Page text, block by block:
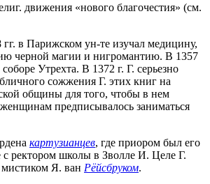
движения «нового благочестия» (см.
в Парижском ун-те изучал медицину,
черной магии и нигромантию. В 1357
Утрехта. В 1372 г. Г. серьезно
сожжения Г. этих книг на
общины для того, чтобы в нем
предписывалось заниматься
картузианцев, где приором был его
ректором школы в Зволле И. Целе Г.
Я. ван Рёйсбруком.